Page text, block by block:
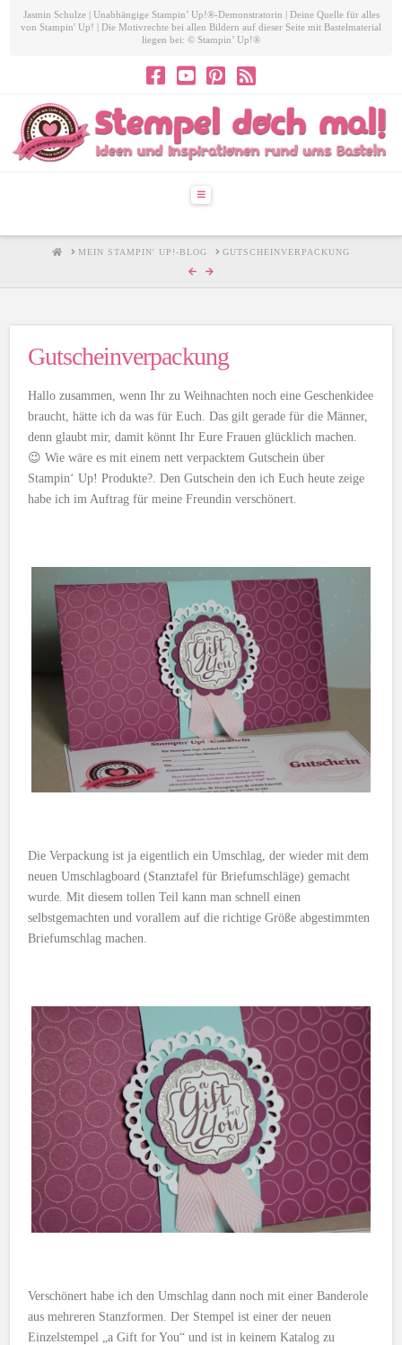
Jasmin Schulze | Unabhängige Stampin’ Up!®-Demonstratorin | Deine Quelle für alles
von Stampin' Up! | Die Motivrechte bei allen Bildern auf dieser Seite mit Bastelmaterial
liegen bei: © Stampin’ Up!®
Navigation
HOMEMEIN STAMPIN' UP!-BLOG GUTSCHEINVERPACKUNG
Gutscheinverpackung
Hallo zusammen, wenn Ihr zu Weihnachten noch eine Geschenkidee
braucht, hätte ich da was für Euch. Das gilt gerade für die Männer,
denn glaubt mir, damit könnt Ihr Eure Frauen glücklich machen.
😉 Wie wäre es mit einem nett verpacktem Gutschein über
Stampin‘ Up! Produkte?. Den Gutschein den ich Euch heute zeige
habe ich im Auftrag für meine Freundin verschönert.
Die Verpackung ist ja eigentlich ein Umschlag, der wieder mit dem
neuen Umschlagboard (Stanztafel für Briefumschläge) gemacht
wurde. Mit diesem tollen Teil kann man schnell einen
selbstgemachten und vorallem auf die richtige Größe abgestimmten
Briefumschlag machen.
Verschönert habe ich den Umschlag dann noch mit einer Banderole
aus mehreren Stanzformen. Der Stempel ist einer der neuen
Einzelstempel „a Gift for You“ und ist in keinem Katalog zu